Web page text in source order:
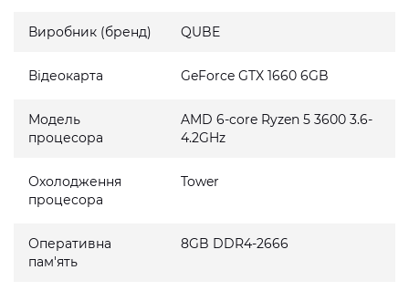
Виробник (бренд) QUBE
Відеокарта GeForce GTX 1660 6GB
Модель
процесора
AMD 6-core Ryzen 5 3600 3.6-
4.2GHz
Охолодження
процесора
Tower
Оперативна
пам'ять
8GB DDR4-2666